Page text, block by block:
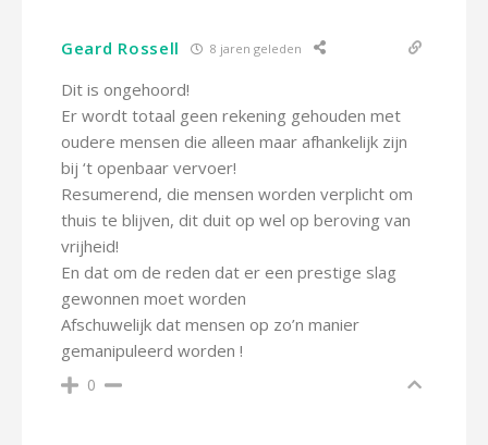
Geard Rossell 8 jaren geleden
Dit is ongehoord!
Er wordt totaal geen rekening gehouden met
oudere mensen die alleen maar afhankelijk zijn
bij ‘t openbaar vervoer!
Resumerend, die mensen worden verplicht om
thuis te blijven, dit duit op wel op beroving van
vrijheid!
En dat om de reden dat er een prestige slag
gewonnen moet worden
Afschuwelijk dat mensen op zo’n manier
gemanipuleerd worden !
0